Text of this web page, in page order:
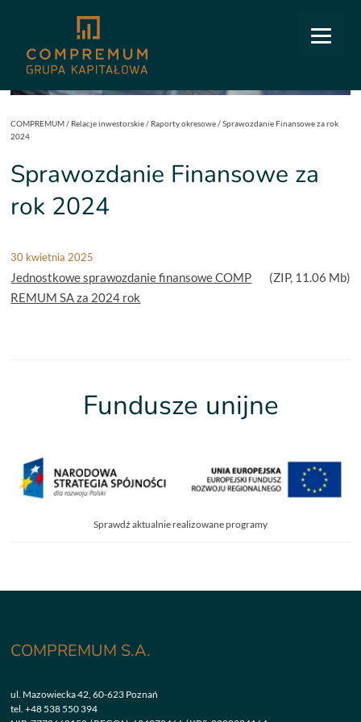
COMPREMUM/ Relacje inwestorskie/ Raporty okresowe/Sprawozdanie Finansowe za rok
2024
Sprawozdanie Finansowe za
rok 2024
30 kwietnia 2025
Jednostkowe sprawozdanie finansowe COMP
REMUM SA za 2024 rok
(ZIP, 11.06 Mb)
Fundusze unijne
Sprawdź aktualnie realizowane programy
COMPREMUM S.A.
ul. Mazowiecka 42, 60-623 Poznań
tel.+48 538 550 394